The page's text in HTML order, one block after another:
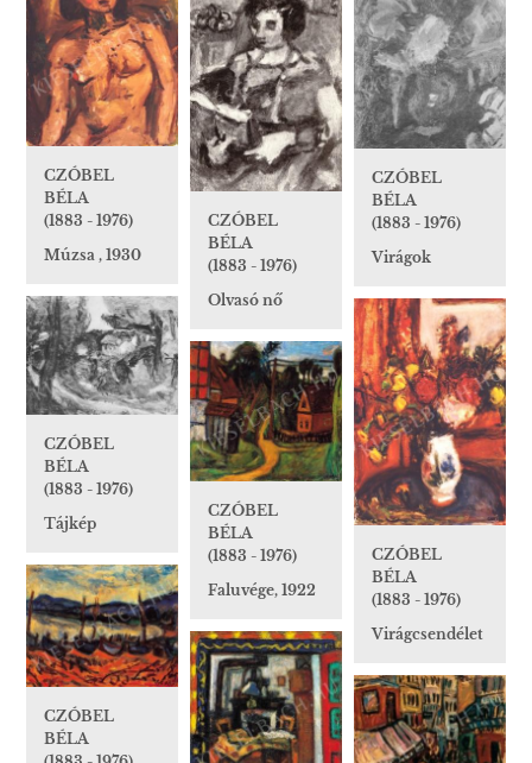
CZÓBEL
BÉLA
(1883 - 1976)
Múzsa , 1930
CZÓBEL
BÉLA
(1883 - 1976)
Olvasó nő
CZÓBEL
BÉLA
(1883 - 1976)
Virágok
CZÓBEL
BÉLA
(1883 - 1976)
Tájkép
CZÓBEL
BÉLA
(1883 - 1976)
Virágcsendélet
CZÓBEL
BÉLA
(1883 - 1976)
Faluvége, 1922
CZÓBEL
BÉLA